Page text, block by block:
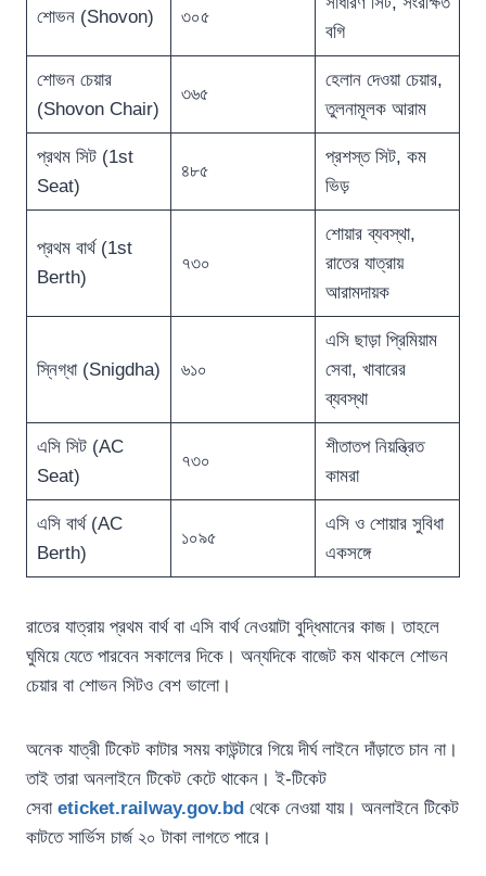
শোভন (Shovon) ৩০৫
বগি
শোভন চেয়ার
(Shovon Chair)
৩৬৫
হেলান দেওয়া চেয়ার,
তুলনামূলক আরাম
প্রথম সিট (1st
Seat)
৪৮৫
প্রশস্ত সিট, কম
ভিড়
প্রথম বার্থ (1st
Berth)
৭৩০
শোয়ার ব্যবস্থা,
রাতের যাত্রায়
আরামদায়ক
স্নিগ্ধা (Snigdha) ৬১০
এসি ছাড়া প্রিমিয়াম
সেবা, খাবারের
ব্যবস্থা
এসি সিট (AC
Seat)
৭৩০
শীতাতপ নিয়ন্ত্রিত
কামরা
এসি বার্থ (AC
Berth)
১০৯৫
এসি ও শোয়ার সুবিধা
একসঙ্গে
রাতের যাত্রায় প্রথম বার্থ বা এসি বার্থ নেওয়াটা বুদ্ধিমানের কাজ। তাহলে
ঘুমিয়ে যেতে পারবেন সকালের দিকে। অন্যদিকে বাজেট কম থাকলে শোভন
চেয়ার বা শোভন সিটও বেশ ভালো।
অনেক যাত্রী টিকেট কাটার সময় কাউন্টারে গিয়ে দীর্ঘ লাইনে দাঁড়াতে চান না।
তাই তারা অনলাইনে টিকেট কেটে থাকেন। ই-টিকেট
সেবা eticket.railway.gov.bd থেকে নেওয়া যায়। অনলাইনে টিকেট
কাটতে সার্ভিস চার্জ ২০ টাকা লাগতে পারে।